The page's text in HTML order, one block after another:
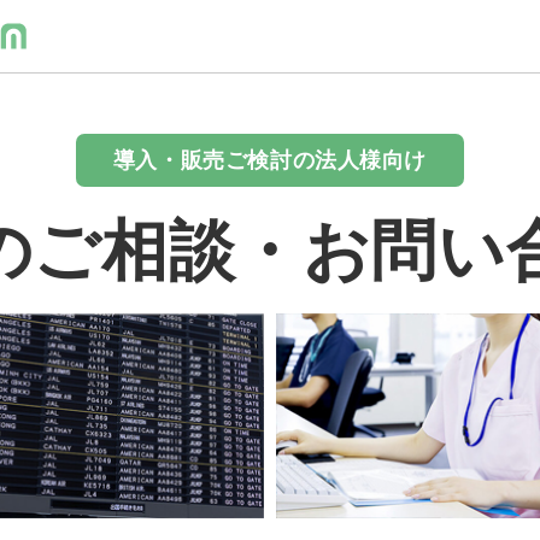
導入・販売ご検討の法人様向け
ご相談・お問い